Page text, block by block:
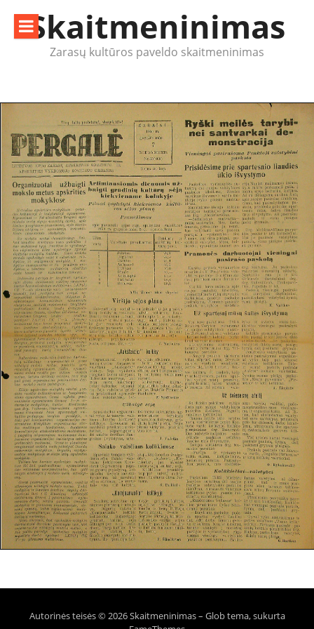
turinioSkaitmeninimas
Zarasų kultūros paveldo skaitmeninimas
Autorinės teisės © 2026 Skaitmeninimas– Glob tema, sukurta